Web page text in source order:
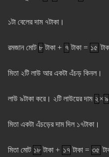
১টা বেলের দাম ৭টাকা।
রমজান মোট ৮ টাকা + ৭ টাকা = ১৫
মিতা ২টি লাউ আর একটা এঁচড় কিনল।
লাউ ৯টাকা করে। ২টি লাউয়ের দাম ২×৯
মিতা একটা এঁচড়ের দাম দিল ১৭টাকা।
মিতা মোট ১৮ টাকা + ১৭ টাকা = ৩৫